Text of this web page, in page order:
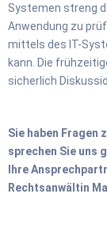
Systemen streng
Anwendung zu
mittels des IT-
kann. Die
sicherlich
Sie haben Fragen
sprechen Sie uns
Ihre
Rechtsanwältin